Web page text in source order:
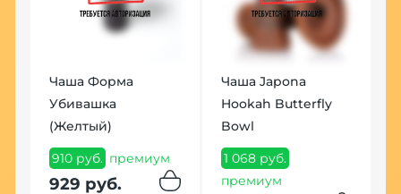
Чаша Форма
Убивашка
(Желтый)
910 руб. премиум
929 руб.
Чаша Japona
Hookah Butterfly
Bowl
1 068 руб.
премиум